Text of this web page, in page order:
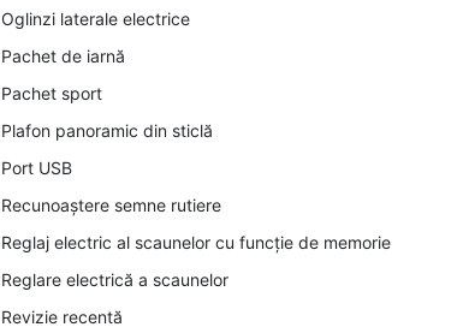
Oglinzi laterale electrice
Pachet de iarnă
Pachet sport
Plafon panoramic din sticlă
Port USB
Recunoaștere semne rutiere
Reglaj electric al scaunelor cu funcție de memorie
Reglare electrică a scaunelor
Revizie recentă